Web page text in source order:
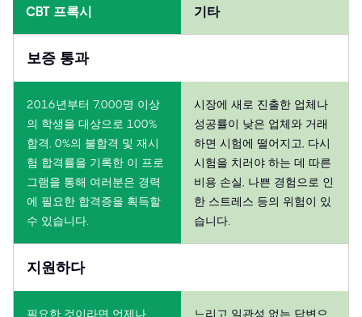
CBT 프록시 기타
보증 통과
2016년부터 7,000명 이상
의 학생을 대상으로 100%
합격, 0%의 불합격 및 재시
험 합격률을 기록한 이 프로
그램을 통해 여러분은 경력
에 필요한 합격증을 획득할
수 있습니다.
시장에 새로 진출한 업체나
성공률이 낮은 업체와 거래
하면 시험에 떨어지고, 다시
시험을 치러야 하는 데 따른
비용 손실, 나쁜 경험으로 인
한 스트레스 등의 위험이 있
습니다.
지원하다
필요한 것이라면 언제나
느리고 일관성 없는 답변으